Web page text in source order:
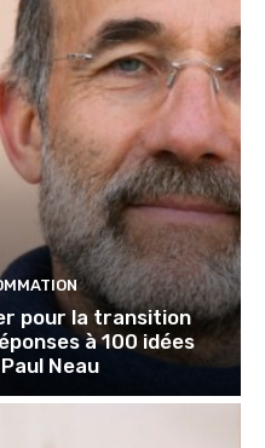
pour la transition
à 100 idées
Neau